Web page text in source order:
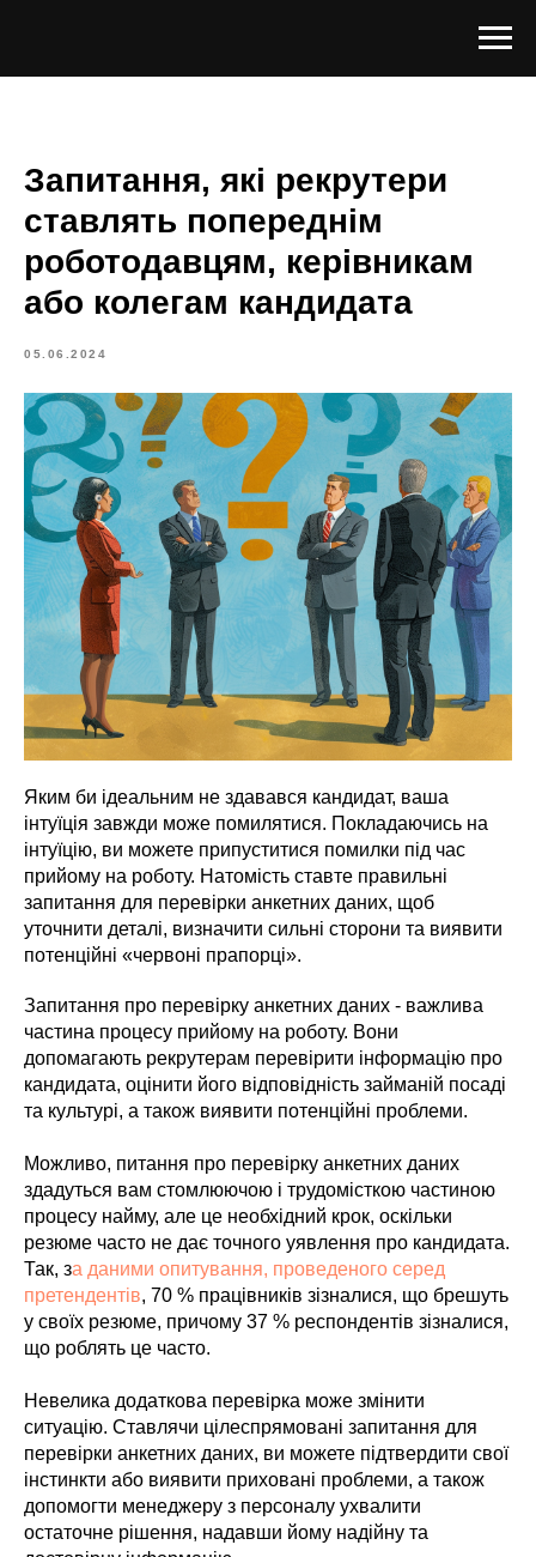
Запитання, які рекрутери
ставлять попереднім
роботодавцям, керівникам
або колегам кандидата
05.06.2024
Яким би ідеальним не здавався кандидат, ваша
інтуїція завжди може помилятися. Покладаючись на
інтуїцію, ви можете припуститися помилки під час
прийому на роботу. Натомість ставте правильні
запитання для перевірки анкетних даних, щоб
уточнити деталі, визначити сильні сторони та виявити
потенційні «червоні прапорці».
Запитання про перевірку анкетних даних - важлива
частина процесу прийому на роботу. Вони
допомагають рекрутерам перевірити інформацію про
кандидата, оцінити його відповідність займаній посаді
та культурі, а також виявити потенційні проблеми.
Можливо, питання про перевірку анкетних даних
здадуться вам стомлюючою і трудомісткою частиною
процесу найму, але це необхідний крок, оскільки
резюме часто не дає точного уявлення про кандидата.
Так, за даними опитування, проведеного серед
претендентів, 70 % працівників зізналися, що брешуть
у своїх резюме, причому 37 % респондентів зізналися,
що роблять це часто.
Невелика додаткова перевірка може змінити
ситуацію. Ставлячи цілеспрямовані запитання для
перевірки анкетних даних, ви можете підтвердити свої
інстинкти або виявити приховані проблеми, а також
допомогти менеджеру з персоналу ухвалити
остаточне рішення, надавши йому надійну та